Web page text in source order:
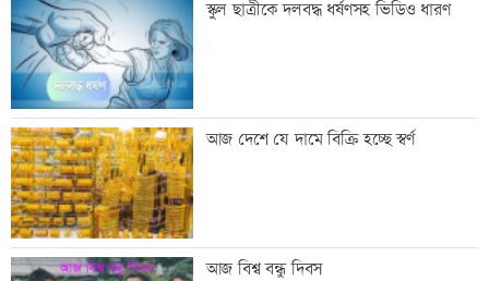
এসএসসির ফলাফল সোমবার, যে ৩ উপায়ে
জানবেন
দেশের ৬ অঞ্চলে ভারী বর্ষণের আভাস
স্কুল ছাত্রীকে দলবদ্ধ ধর্ষণসহ ভিডিও ধারণ
আজ দেশে যে দামে বিক্রি হচ্ছে স্বর্ণ
আজ বিশ্ব বন্ধু দিবস